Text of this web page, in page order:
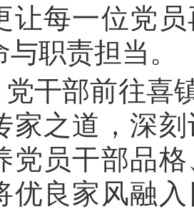
让每一位党
职责担当。
党干部前往喜
家之道，深
党员干部品
优良家风融